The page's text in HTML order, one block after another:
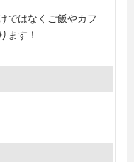
ではなくご飯やカフ
ます！